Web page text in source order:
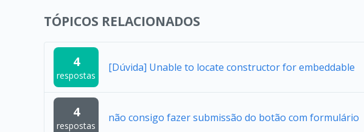
TÓPICOS RELACIONADOS
4
respostas
[Dúvida] Unable to locate constructor for embeddable
4
respostas
não consigo fazer submissão do botão com formulário